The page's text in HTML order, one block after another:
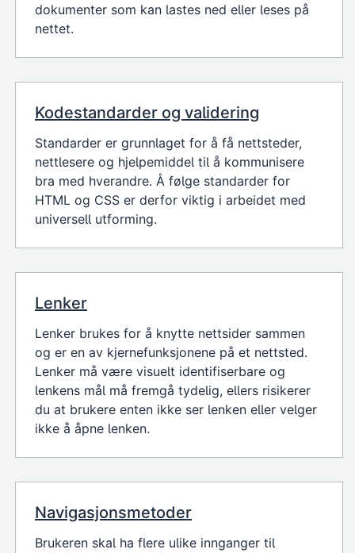
dokumenter som kan lastes ned eller leses på
nettet.
Kodestandarder og validering
Standarder er grunnlaget for å få nettsteder,
nettlesere og hjelpemiddel til å kommunisere
bra med hverandre. Å følge standarder for
HTML og CSS er derfor viktig i arbeidet med
universell utforming.
Lenker
Lenker brukes for å knytte nettsider sammen
og er en av kjernefunksjonene på et nettsted.
Lenker må være visuelt identifiserbare og
lenkens mål må fremgå tydelig, ellers risikerer
du at brukere enten ikke ser lenken eller velger
ikke å åpne lenken.
Navigasjonsmetoder
Brukeren skal ha flere ulike innganger til